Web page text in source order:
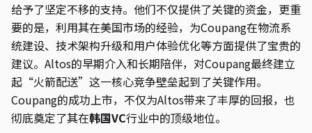
给予了坚定不移的支持。他们不仅提供了关键的资金，更重
要的是，利用其在美国市场的经验，为Coupang在物流系
统建设、技术架构升级和用户体验优化等方面提供了宝贵的
建议。Altos的早期介入和长期陪伴，对Coupang最终建立
起“火箭配送”这一核心竞争壁垒起到了关键作用。
Coupang的成功上市，不仅为Altos带来了丰厚的回报，也
彻底奠定了其在韩国VC行业中的顶级地位。